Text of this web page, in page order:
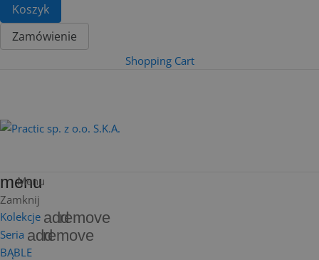
Koszyk
Zamówienie
Shopping Cart
menu
Menu
Zamknij
Kolekcje addremove
Seria addremove
BĄBLE